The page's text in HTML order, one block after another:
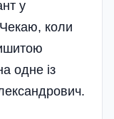
у
коли
одне із